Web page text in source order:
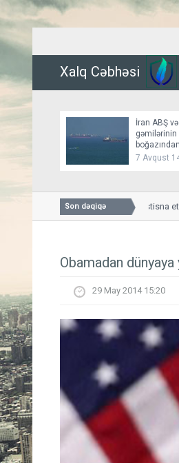
Xalq Cəbhəsi
İran ABŞ
bağlayır
7 Avqust
Son dəqiqə
60 günlük atəşkəs imkanını istisna
Obamadan
29 May 2014 15:20